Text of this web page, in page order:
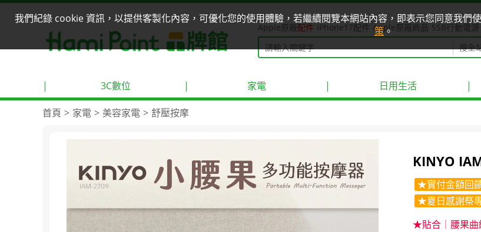
我們紀錄 cookie 資訊，以提供客製化內容，可優化您的使用體驗，若繼續閱覽本網站內容，即表示您同意我們
策。
Apple原廠配件 iPhone17配件 Apple原廠商品 SSB行動電源
| 3C數位 | 家電 | 日用生活 |
首頁 家電 美容家電 舒壓按摩
KINYO
★實付金額回
★夏日感謝祭
★貼合｜腰果曲